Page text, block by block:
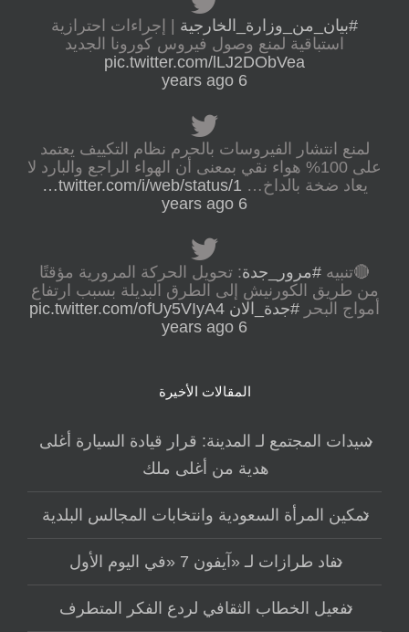
#بيان_من_وزارة_الخارجية | إجراءات احترازية
استباقية لمنع وصول فيروس كورونا الجديد
pic.twitter.com/lLJ2DObVea
6 years ago
لمنع انتشار الفيروسات بالحرم نظام التكييف يعتمد
على 100% هواء نقي بمعنى أن الهواء الراجع والبارد لا
يعاد ضخة بالداخ… twitter.com/i/web/status/1…
6 years ago
🔴تنبيه #مرور_جدة: تحويل الحركة المرورية مؤقتًا
من طريق الكورنيش إلى الطرق البديلة بسبب ارتفاع
أمواج البحر #جدة_الان pic.twitter.com/ofUy5VIyA4
6 years ago
المقالات الأخيرة
سيدات المجتمع لـ المدينة: قرار قيادة السيارة أغلى
هدية من أغلى ملك
تمكين المرأة السعودية وانتخابات المجالس البلدية
نفاد طرازات لـ «آيفون 7 «في اليوم الأول
تفعيل الخطاب الثقافي لردع الفكر المتطرف